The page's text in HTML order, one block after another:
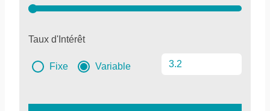
Taux d'Intérêt
Fixe Variable